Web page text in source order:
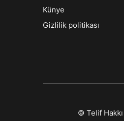
Künye
Gizlilik politikası
© Telif Hakkı